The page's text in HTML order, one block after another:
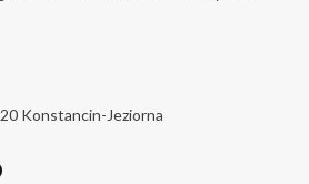
Konstancin-Jeziorna